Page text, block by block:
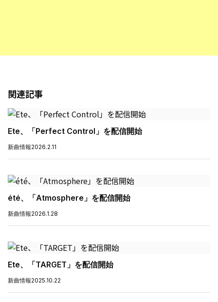
関連記事
Ete、「Perfect Control」を配信開始
新曲情報2026.2.11
été、「Atmosphere」を配信開始
新曲情報2026.1.28
Ete、「TARGET」を配信開始
新曲情報2025.10.22